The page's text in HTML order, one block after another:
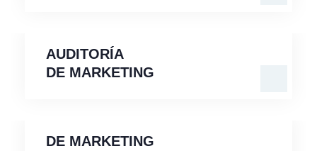
AUDITORÍA
DE MARKETING
DE MARKETING